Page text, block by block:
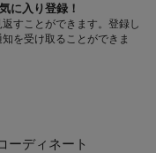
に入り登録！
すことができます。登録し
を受け取ることができま
ーディネート